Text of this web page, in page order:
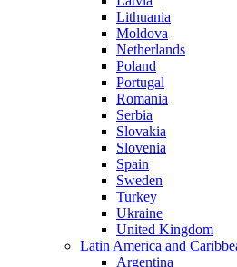
Lithuania
Moldova
Netherlands
Poland
Portugal
Romania
Serbia
Slovakia
Slovenia
Spain
Sweden
Turkey
Ukraine
United Kingdom
Latin America and
Argentina